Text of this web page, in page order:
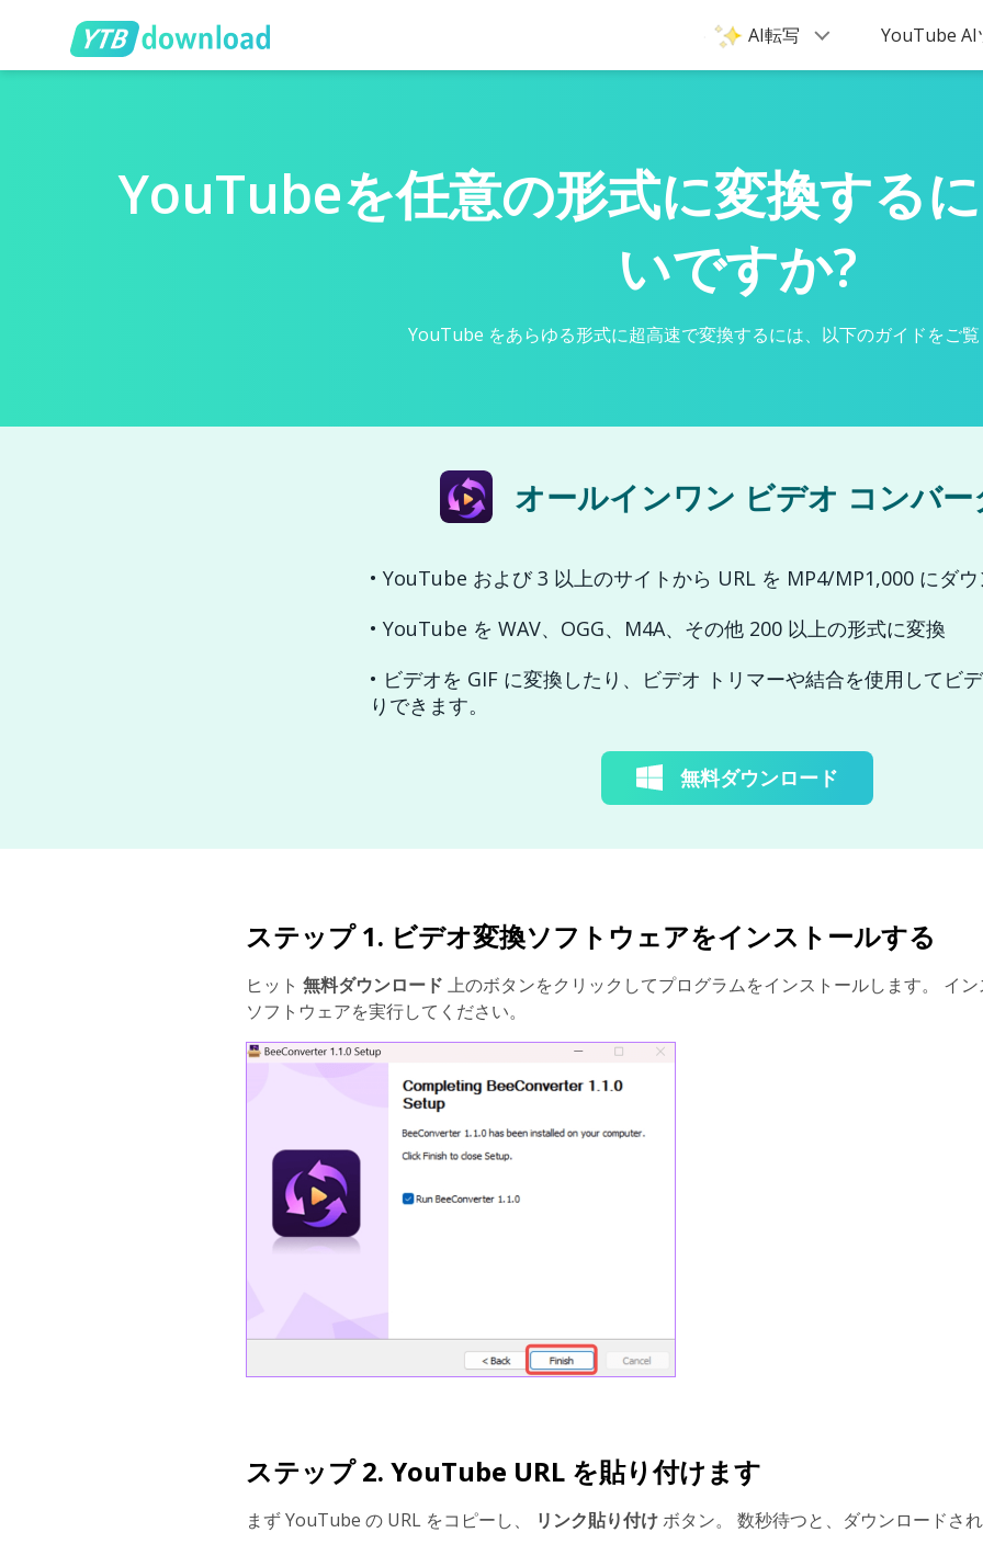
AI転写 YouTube AI
YouTubeを任意の形式に変換する
いですか?
YouTube をあらゆる形式に超高速で変換するには、以下のガイドをご覧
オールインワン ビデオ コンバー
• YouTube および 3 以上のサイトから URL を MP4/MP1,000 にダウ
• YouTube を WAV、OGG、M4A、その他 200 以上の形式に変換
• ビデオを GIF に変換したり、ビデオ トリマーや結合を使用してビ
りできます。
無料ダウンロード
ステップ 1. ビデオ変換ソフトウェアをインストールする
ヒット 無料ダウンロード 上のボタンをクリックしてプログラムをインストールします。 イ
ソフトウェアを実行してください。
ステップ 2. YouTube URL を貼り付けます
まず YouTube の URL をコピーし、 リンク貼り付けボタン。 数秒待つと、ダウンロードさ